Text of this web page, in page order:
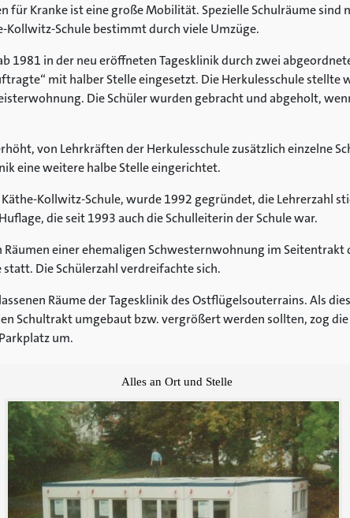
für Kranke ist eine große Mobilität. Spezielle Schulräume
Kollwitz-Schule bestimmt durch viele Umzüge.
1981 in der neu eröffneten Tagesklinik durch zwei
mit halber Stelle eingesetzt. Die Herkulesschule stellte
Die Schüler wurden gebracht und abgeholt,
von Lehrkräften der Herkulesschule zusätzlich einzelne
eine weitere halbe Stelle eingerichtet.
Käthe-Kollwitz-Schule, wurde 1992 gegründet, die Lehrerzahl
die seit 1993 auch die Schulleiterin der Schule war.
einer ehemaligen Schwesternwohnung im
Die Schülerzahl verdreifachte sich.
Räume der Tagesklinik des Ostflügelsouterrains. Als
Schultrakt umgebaut bzw. vergrößert werden sollten, zog die
um.
Alles an Ort und Stelle